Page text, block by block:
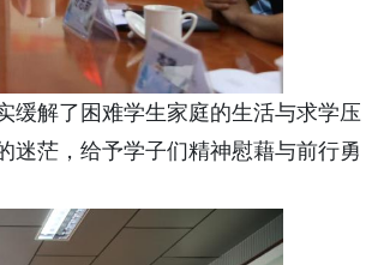
缓解了困难学生家庭的生活与求学压
迷茫，给予学子们精神慰藉与前行勇